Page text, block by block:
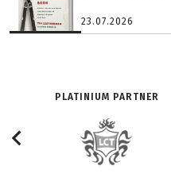
23.07.2026
PLATINIUM PARTNER